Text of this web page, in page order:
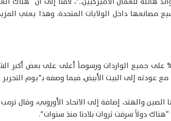
مصانعها داخل الولايات المتحدة. وهذا يعني
ترمب رسوماً جمركية بنسبة 10% على جميع الواردات ورسوماً أعلى على
عودته إلى البيت الأبيض، فيما وصفه بـ”يوم
والهند، إضافة إلى الاتحاد الأوروبي، وقال
دولاً سرقت ثروات بلادنا منذ سنوات”.